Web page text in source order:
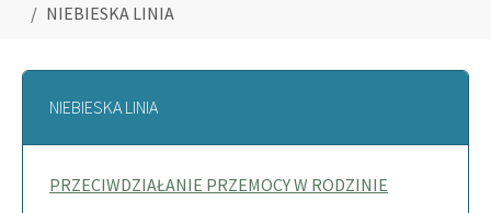
NIEBIESKA LINIA
NIEBIESKA LINIA
PRZECIWDZIAŁANIE PRZEMOCY W RODZINIE